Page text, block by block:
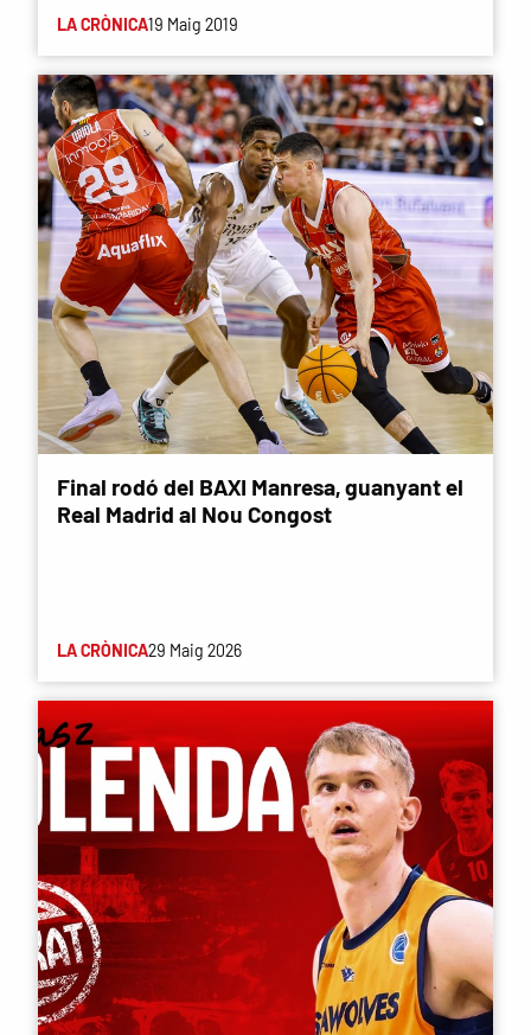
LA CRÒNICA19 Maig 2019
Final rodó del BAXI Manresa, guanyant el
Real Madrid al Nou Congost
LA CRÒNICA29 Maig 2026